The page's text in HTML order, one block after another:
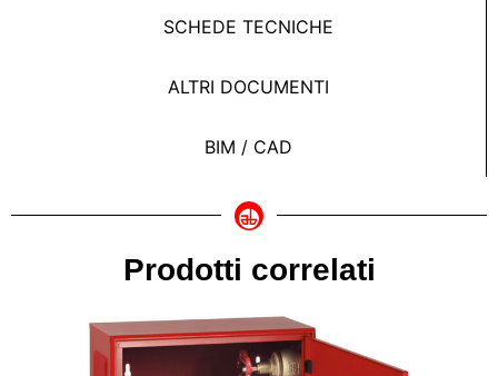
SCHEDE TECNICHE
ALTRI DOCUMENTI
BIM / CAD
Prodotti correlati